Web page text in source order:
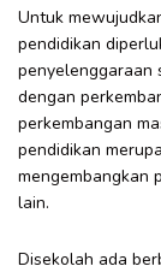
Untuk
pendidikan
penyelenggaraan
dengan
perkembangan
pendidikan
mengembangkan
lain.
Disekolah ada